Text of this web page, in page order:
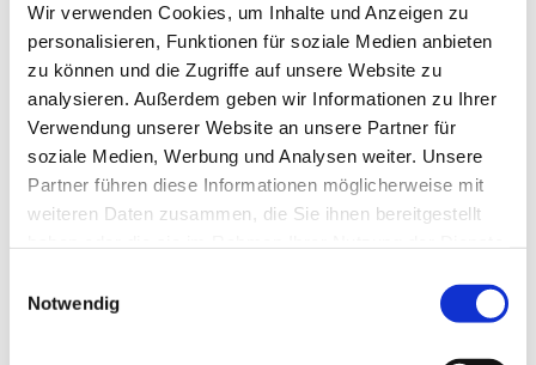
Wir verwenden Cookies, um Inhalte und Anzeigen zu
personalisieren, Funktionen für soziale Medien anbieten
zu können und die Zugriffe auf unsere Website zu
analysieren. Außerdem geben wir Informationen zu Ihrer
Verwendung unserer Website an unsere Partner für
soziale Medien, Werbung und Analysen weiter. Unsere
Partner führen diese Informationen möglicherweise mit
weiteren Daten zusammen, die Sie ihnen bereitgestellt
Notwendig
Dies könnte Sie auch
interessieren